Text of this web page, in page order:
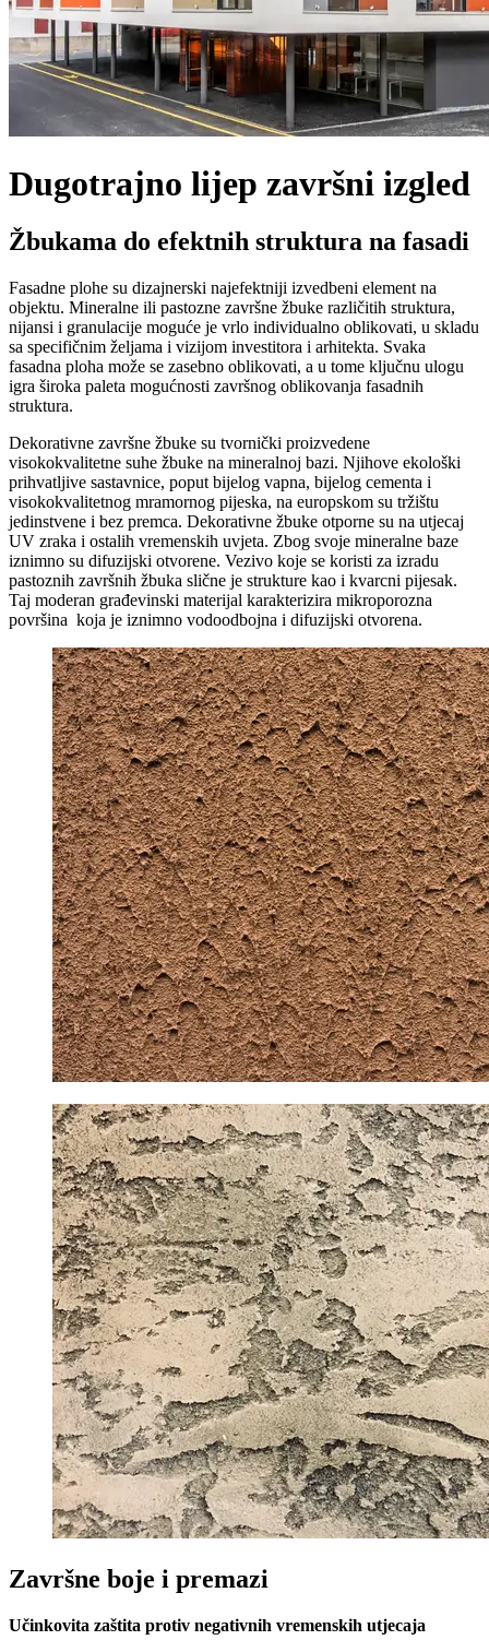
Dugotrajno lijep završni izgled
Žbukama do efektnih struktura na fasadi
Fasadne plohe su dizajnerski najefektniji izvedbeni element na
objektu. Mineralne ili pastozne završne žbuke različitih struktura,
nijansi i granulacije moguće je vrlo individualno oblikovati, u skladu
sa specifičnim željama i vizijom investitora i arhitekta. Svaka
fasadna ploha može se zasebno oblikovati, a u tome ključnu ulogu
igra široka paleta mogućnosti završnog oblikovanja fasadnih
struktura.
Dekorativne završne žbuke su tvornički proizvedene
visokokvalitetne suhe žbuke na mineralnoj bazi. Njihove ekološki
prihvatljive sastavnice, poput bijelog vapna, bijelog cementa i
visokokvalitetnog mramornog pijeska, na europskom su tržištu
jedinstvene i bez premca. Dekorativne žbuke otporne su na utjecaj
UV zraka i ostalih vremenskih uvjeta. Zbog svoje mineralne baze
iznimno su difuzijski otvorene. Vezivo koje se koristi za izradu
pastoznih završnih žbuka slične je strukture kao i kvarcni pijesak.
Taj moderan građevinski materijal karakterizira mikroporozna
površina koja je iznimno vodoodbojna i difuzijski otvorena.
Završne boje i premazi
Učinkovita zaštita protiv negativnih vremenskih utjecaja